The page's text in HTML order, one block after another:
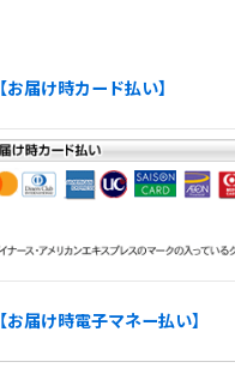
届け時カード払い】
届け時電子マネー払い】